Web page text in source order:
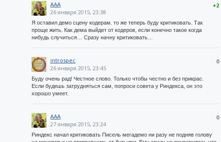
+2
AAA
26 января 2015, 23:38
Я оставил демо сцену кодерам. то же теперь буду критиковать. Так
проще жить. Как дема выйдет от кодеров, если конечно такое когда
нибудь случиться… Сразу начну критиковать…
0
introspec
26 января 2015, 23:45
Буду очень рад! Честное слово. Только чтобы честно и без прикрас.
Если будешь затрудняться сам, попроси совета у Риндекса, он это
хорошо умеет.
0
AAA
27 января 2015, 23:24
Риндекс начал критиковать Писель мегадемо ни разу не подняв голову